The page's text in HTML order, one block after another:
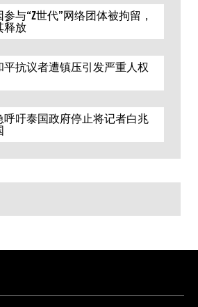
与“Z世代”网络团体被拘留，
释放
平抗议者遭镇压引发严重人权
呼吁泰国政府停止将记者白兆